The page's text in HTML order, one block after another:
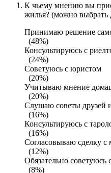
К чьему мнению вы
жилья? (можно выбрать
Принимаю решение
(48%)
Консультируюсь с
(24%)
Советуюсь с юристом
(20%)
Учитываю мнение
(20%)
Слушаю советы друзей
(16%)
Консультируюсь с
(16%)
Согласовываю сделку
(12%)
Обязательно советуюсь
(8%)